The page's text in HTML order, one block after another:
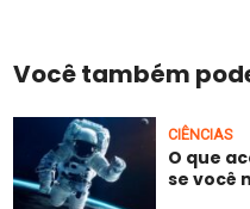
Você também
CIÊNCIAS
O que
se você